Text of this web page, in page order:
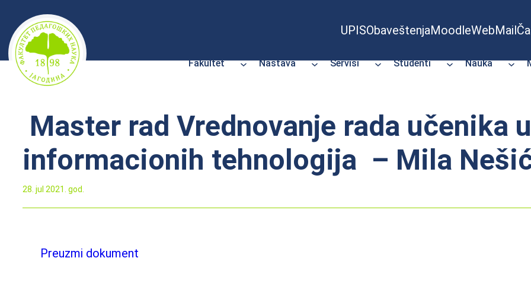
Skoči
na
sadržaj
UPISObaveštenjaMoodleWebMail
Fakultet Nastava Servisi Studenti Nauka
Master rad Vrednovanje rada učenika
informacionih tehnologija – Mila
28. jul 2021. god.
Preuzmi dokument